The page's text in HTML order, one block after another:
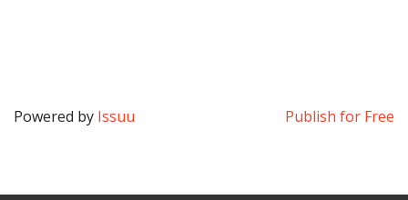
Powered by Issuu Publish for Free